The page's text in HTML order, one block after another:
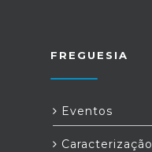
FREGUESIA
Eventos
Caracterização